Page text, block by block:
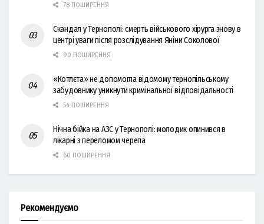
78 ПОШИРЕННЯ
Скандал у Тернополі: смерть військового хірурга знову в
центрі уваги після розслідування Яніни Соколової
90 ПОШИРЕННЯ
«Котлєта» не допомогла відомому тернопільському
забудовнику уникнути кримінальної відповідальності
54 ПОШИРЕННЯ
Нічна бійка на АЗС у Тернополі: молодик опинився в
лікарні з переломом черепа
60 ПОШИРЕННЯ
Рекомендуємо